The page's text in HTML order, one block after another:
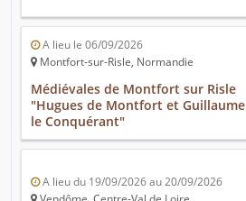
A lieu le 06/09/2026
Montfort-sur-Risle, Normandie
Médiévales de Montfort sur Risle
"Hugues de Montfort et Guillaume
le Conquérant"
A lieu du 19/09/2026 au 20/09/2026